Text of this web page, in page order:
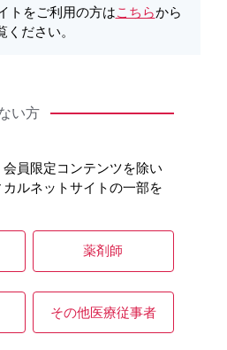
を上げる腎移植
促し、好成績を維持する
トをご利用の方はこちらから
ください。
い方
員限定コンテンツを除い
ルネットサイトの一部を
薬剤師
その他医療従事者